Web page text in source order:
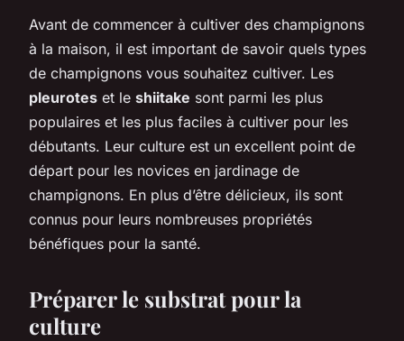
Avant de commencer à cultiver des champignons
à la maison, il est important de savoir quels types
de champignons vous souhaitez cultiver. Les
pleurotes et le shiitake sont parmi les plus
populaires et les plus faciles à cultiver pour les
débutants. Leur culture est un excellent point de
départ pour les novices en jardinage de
champignons. En plus d’être délicieux, ils sont
connus pour leurs nombreuses propriétés
bénéfiques pour la santé.
Préparer le substrat pour la
culture